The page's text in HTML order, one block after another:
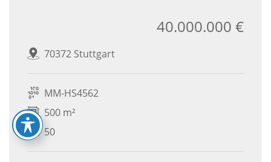
70372 Stuttgart
40.000.000 €
MM-HS4562
500 m²
50